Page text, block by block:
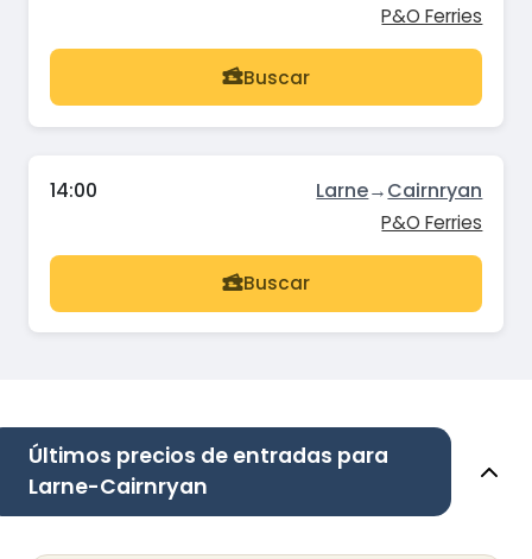
P&O Ferries
Buscar
14:00 Larne→Cairnryan
P&O Ferries
Buscar
Últimos precios de entradas para
Larne-Cairnryan